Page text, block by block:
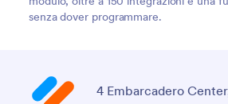
senza dover programmare.
4 Embarcadero